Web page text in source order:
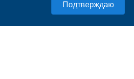
Политика конфиденциальности
Согласие на обработку персональных данных